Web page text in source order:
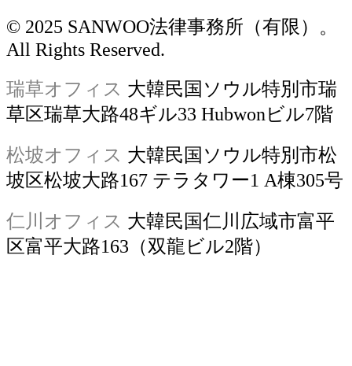
© 2025 SANWOO法律事務所（有限）。
All Rights Reserved.
瑞草オフィス 大韓民国ソウル特別市瑞
草区瑞草大路48ギル33 Hubwonビル7階
松坡オフィス 大韓民国ソウル特別市松
坡区松坡大路167 テラタワー1 A棟305号
仁川オフィス 大韓民国仁川広域市富平
区富平大路163（双龍ビル2階）